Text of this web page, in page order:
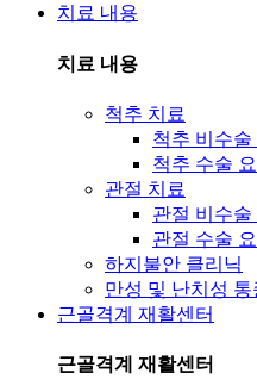
치료 내용
치료 내용
척추 치료
척추 비수술
척추 수술
관절 치료
관절 비수술
관절 수술
하지불안 클리닉
만성 및 난치성 통
근골격계 재활센터
근골격계 재활센터